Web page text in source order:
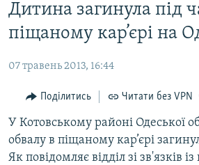
основного
матеріалу
до
навігації
Перейти
до
пошуку
ВОДА.КРИМ
ВІДЕО ТА ФОТО
ПОЛІТИКА
БЛОГИ
ПОГЛЯД
ІНТЕРВ'Ю
Дитина загинула під
піщаному кар’єрі на
07 травень 2013, 16:44
Поділитись Читати без VPN
У Котовському районі Одеської
обвалу в піщаному кар’єрі
Як повідомляє відділ зі зв'язків